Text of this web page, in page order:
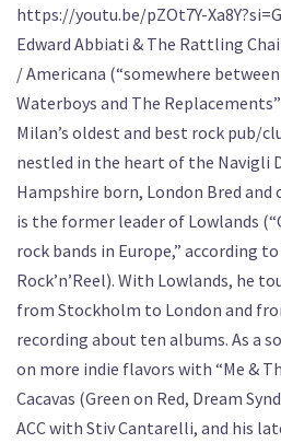
https://youtu.be/pZOt7Y-
Edward Abbiati & The Rattling
/ Americana (“somewhere
Waterboys and The
Milan’s oldest and best rock pub/
nestled in the heart of the Navigli
Hampshire born, London Bred
is the former leader of Lowlands
rock bands in Europe,” according
Rock’n’Reel). With Lowlands, he
from Stockholm to London and
recording about ten albums. As a
on more indie flavors with “Me &
Cacavas (Green on Red, Dream
ACC with Stiv Cantarelli, and his